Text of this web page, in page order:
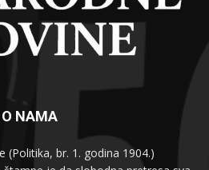
O NAMA
(Politika, br. 1. godina 1904.)